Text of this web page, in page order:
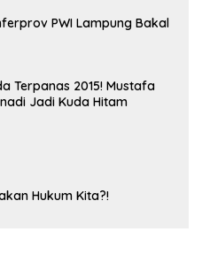
PWI Lampung Bakal
Terpanas 2015! Mustafa
Jadi Kuda Hitam
Hukum Kita?!